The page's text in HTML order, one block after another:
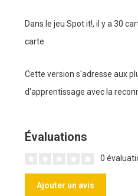
Dans le jeu Spot it!, il y a 30
carte.
Cette version s'adresse aux
d'apprentissage avec la
Évaluations
0
Ajouter un avis